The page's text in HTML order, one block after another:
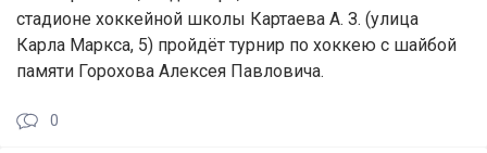
стадионе хоккейной школы Картаева А. З. (улица
Карла Маркса, 5) пройдёт турнир по хоккею с шайбой
памяти Горохова Алексея Павловича.
0